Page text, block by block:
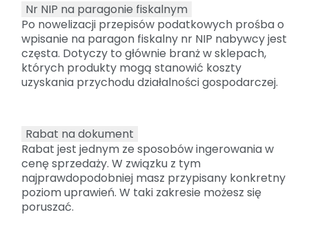
Nr NIP na paragonie fiskalnym
Po nowelizacji przepisów podatkowych prośba o
wpisanie na paragon fiskalny nr NIP nabywcy jest
częsta. Dotyczy to głównie branż w sklepach,
których produkty mogą stanowić koszty
uzyskania przychodu działalności gospodarczej.
Rabat na dokument
Rabat jest jednym ze sposobów ingerowania w
cenę sprzedaży. W związku z tym
najprawdopodobniej masz przypisany konkretny
poziom uprawień. W taki zakresie możesz się
poruszać.